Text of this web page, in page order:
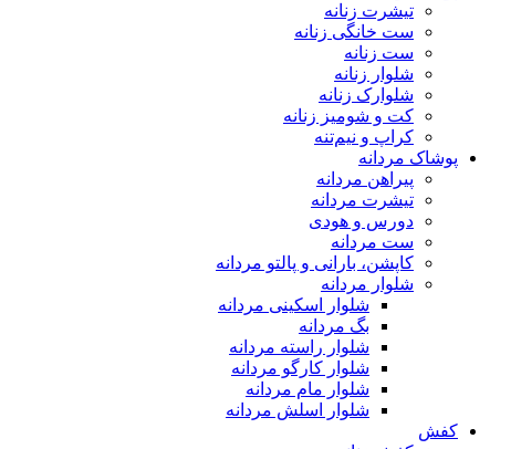
تیشرت زنانه
ست خانگی زنانه
ست زنانه
شلوار زنانه
شلوارک زنانه
کت و شومیز زنانه
کراپ و نیم‌تنه
پوشاک مردانه
پیراهن مردانه
تیشرت مردانه
دورس و هودی
ست مردانه
کاپشن، بارانی و پالتو مردانه
شلوار مردانه
شلوار اسکینی مردانه
بگ مردانه
شلوار راسته مردانه
شلوار کارگو مردانه
شلوار مام مردانه
شلوار اسلش مردانه
کفش